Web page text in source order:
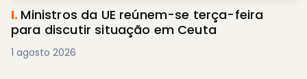
I. Ministros da UE reúnem-se terça-feira
para discutir situação em Ceuta
1 agosto 2026